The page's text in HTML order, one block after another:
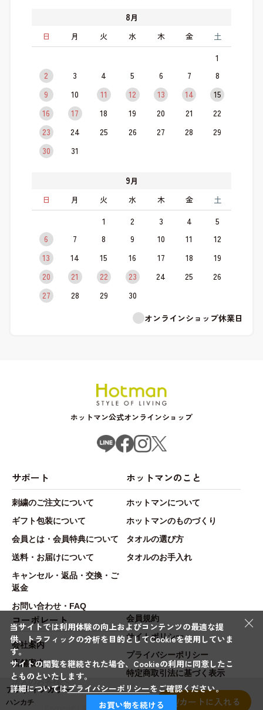
アクティブカラー
ハンカチ カートに入れる
8月
日
月 火 水 木 金 土
1
2
3 4 5 6 7
8
9
10 11 12 13 14
15
16
17 18 19 20 21
22
23
24 25 26 27 28
29
30
31
9月
日
月 火 水 木 金 土
1 2 3 4
5
6
7 8 9 10 11
12
13
14 15 16 17 18
19
20
21 22 23 24 25
26
27
28 29
30
オンラインショップ休業日
ホットマン公式オンラインショップ
サポート
刺繍のご注文について
ギフト包装について
会員とは・会員特典について
送料・お届けについて
キャンセル・返品・交換・ご
返金
お問い合わせ・FAQ
ホットマンのこと
ホットマンについて
ホットマンのものづくり
タオルの選び方
タオルのお手入れ
コーポレート
会社案内
店舗案内
法人のお客様へ
会員規約
サイトポリシー
プライバシーポリシー
特定商取引法に基づく表示
×
当サイトでは利用体験の向上およびコンテンツの最適な提
供、トラフィックの分析を目的としてCookieを使用していま
す。
サイトの閲覧を継続された場合、Cookieの利用に同意したこ
とものといたします。
詳細についてはプライバシーポリシーをご確認ください。
お買い物を続ける